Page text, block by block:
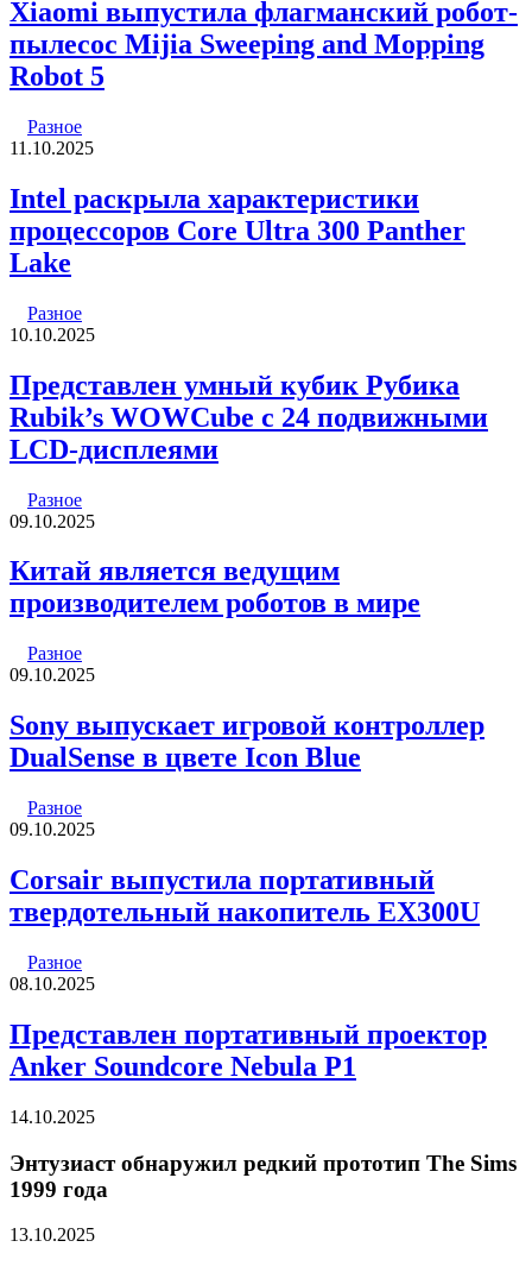
Xiaomi выпустила флагманский робот-
пылесос Mijia Sweeping and Mopping
Robot 5
Разное
11.10.2025
Intel раскрыла характеристики
процессоров Core Ultra 300 Panther
Lake
Разное
10.10.2025
Представлен умный кубик Рубика
Rubik’s WOWCube с 24 подвижными
LCD-дисплеями
Разное
09.10.2025
Китай является ведущим
производителем роботов в мире
Разное
09.10.2025
Sony выпускает игровой контроллер
DualSense в цвете Icon Blue
Разное
09.10.2025
Corsair выпустила портативный
твердотельный накопитель EX300U
Разное
08.10.2025
Представлен портативный проектор
Anker Soundcore Nebula P1
14.10.2025
Энтузиаст обнаружил редкий прототип The Sims
1999 года
13.10.2025